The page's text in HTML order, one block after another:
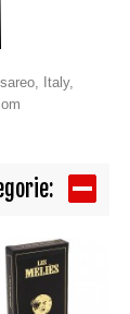
Italy,